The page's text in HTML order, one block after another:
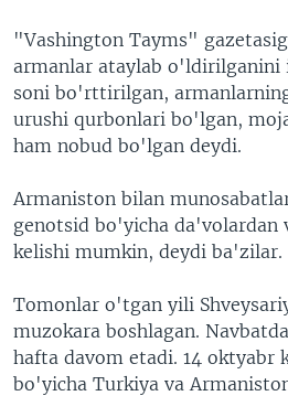
"Vashington Tayms"
armanlar ataylab o'ldirilganini
soni bo'rttirilgan,
urushi qurbonlari bo'lgan,
ham nobud bo'lgan deydi.
Armaniston bilan
genotsid bo'yicha da'volardan
kelishi mumkin, deydi ba'zilar.
Tomonlar o'tgan yili
muzokara boshlagan.
hafta davom etadi. 14 oktyabr
bo'yicha Turkiya va